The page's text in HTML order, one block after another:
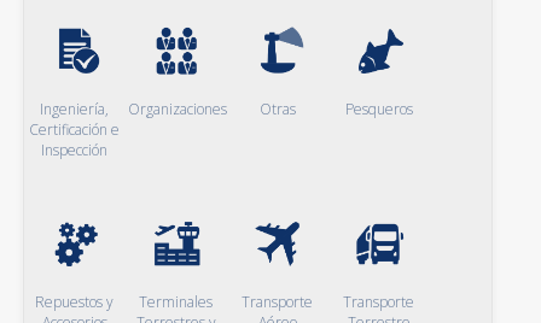
Ingeniería,
Certificación e
Inspección
Organizaciones Otras Pesqueros
Repuestos y
Terminales
Transporte
Transporte